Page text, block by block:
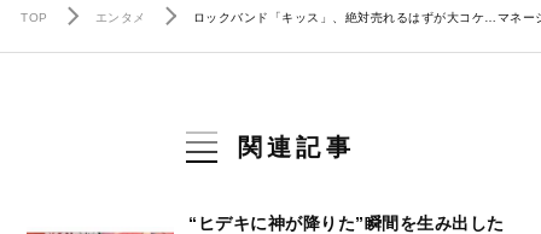
TOP エンタメ ロックバンド「キッス」、絶対売れるはずが大コケ…マネ
関連記事
“ヒデキに神が降りた”瞬間を生み出した